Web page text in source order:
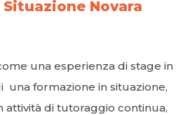
Novara
una esperienza di stage in
una formazione in situazione,
attività di tutoraggio continua,